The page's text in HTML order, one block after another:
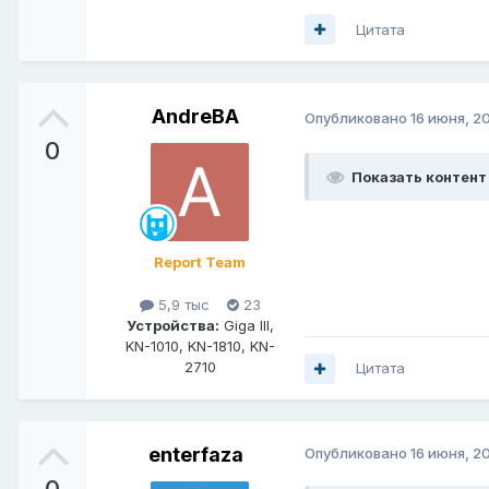
Цитата
0
AndreBA
Report Team
5,9 тыс
23
Устройства: Giga III,
KN-1010, KN-1810, KN-
2710
Опубликовано 16 июня,
Показать контент
Цитата
enterfaza Опубликовано 16 июня,